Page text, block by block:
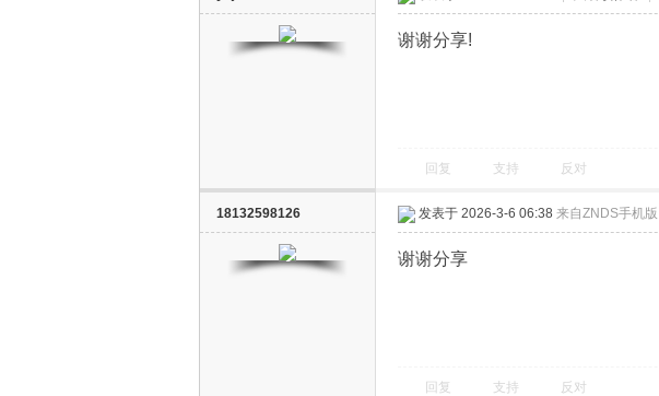
谢谢分享!
回复 支持 反对
18132598126 发表于 2026-3-6 06:38 来自ZNDS手机版
谢谢分享
回复 支持 反对